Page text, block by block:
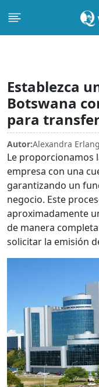
Establezca
Botswana
para
Autor:Alexandra
Le proporcionamos
empresa con una
garantizando un
negocio. Este
aproximadamente
de manera
solicitar la emisión